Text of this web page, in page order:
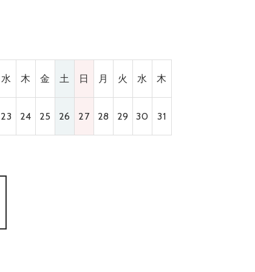
水 木 金 土 日 月 火 水 木
23 24 25 26 27 28 29 30 31